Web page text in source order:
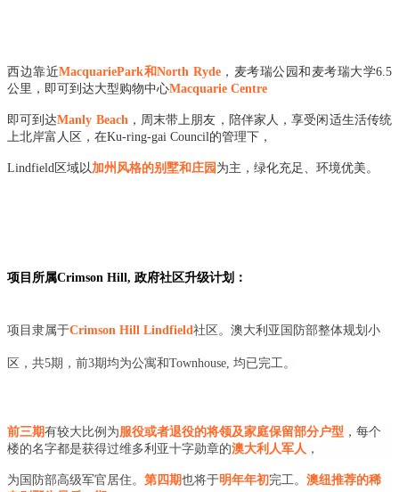
西边靠近MacquariePark和North Ryde，麦考瑞公园和麦考瑞大学6.5
公里，即可到达大型购物中心Macquarie Centre
即可到达Manly Beach ，周末带上朋友，陪伴家人，享受闲适生活传统
上北岸富人区，在Ku-ring-gai Council的管理下，
Lindfield区域以 加州风格的别墅和庄园 为主，绿化充足、环境优美。
项目所属Crimson Hill, 政府社区升级计划 ：
项目隶属于Crimson Hill Lindfield 社区。澳大利亚国防部整体规划小
区，共5期，前3期均为公寓和Townhouse, 均已完工。
前三期有较大比例为服役或者退役的将领及家庭保留部分户型 ，每个
楼的名字都是获得过维多利亚十字勋章的澳大利人军人 ，
为国防部高级军官居住。 第四期也将于明年年初 完工。 澳纽推荐的稀